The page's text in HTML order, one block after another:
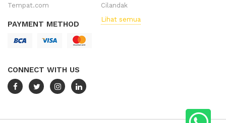
Tempat.com
PAYMENT METHOD
CONNECT WITH US
Cilandak
Lihat semua